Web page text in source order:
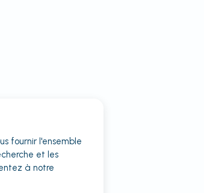
fournir l'ensemble
et les
à notre